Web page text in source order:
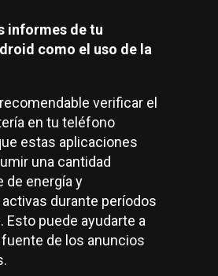
informes de tu
como el uso de la
verificar el
en tu teléfono
estas aplicaciones
una cantidad
de energía y
durante períodos
Esto puede ayudarte a
de los anuncios